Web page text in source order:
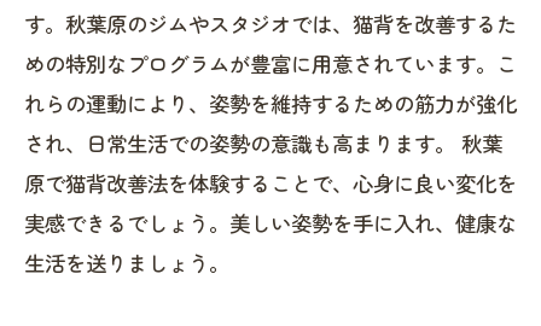
す。秋葉原のジムやスタジオでは、猫背を改善するた
めの特別なプログラムが豊富に用意されています。こ
れらの運動により、姿勢を維持するための筋力が強化
され、日常生活での姿勢の意識も高まります。 秋葉
原で猫背改善法を体験することで、心身に良い変化を
実感できるでしょう。美しい姿勢を手に入れ、健康な
生活を送りましょう。